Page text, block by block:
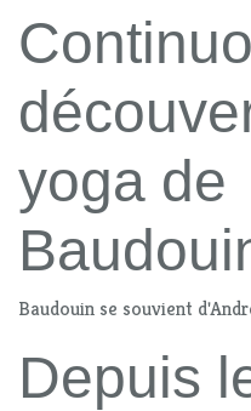
yoga de
Baudouin se souvient
Depuis